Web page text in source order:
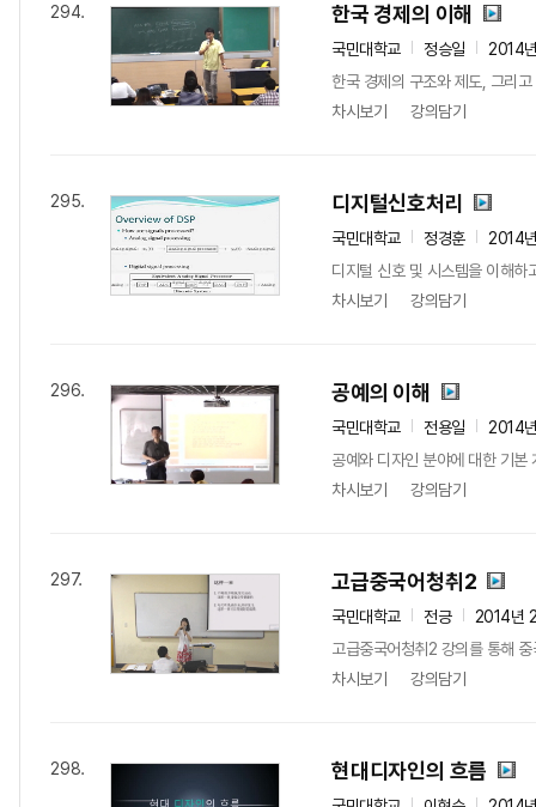
294. 한국 경제의 이해
국민대학교 정승일
2014
한국 경제의 구조와 제도, 그리
차시보기
강의담기
295. 디지털신호처리
국민대학교 정경훈
2014
디지털 신호 및 시스템을 이해하
차시보기
강의담기
296. 공예의 이해
국민대학교 전용일
2014
공예와 디자인 분야에 대한 기본
차시보기
강의담기
297. 고급중국어청취2
국민대학교 전긍
2014년
고급중국어청취2 강의를 통해
차시보기
강의담기
298. 현대디자인의 흐름